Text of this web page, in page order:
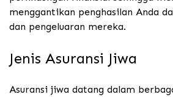
menggantikan penghasilan Anda
dan pengeluaran mereka.
Jenis Asuransi Jiwa
Asuransi jiwa datang dalam